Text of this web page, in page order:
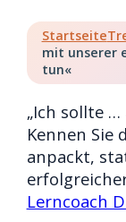
Startseite
mit unserer
tun«
„Ich sollte …
Kennen Sie
anpackt,
Lerncoach